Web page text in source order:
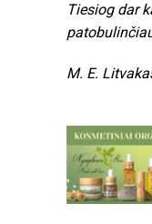
Tiesiog dar
M. E.